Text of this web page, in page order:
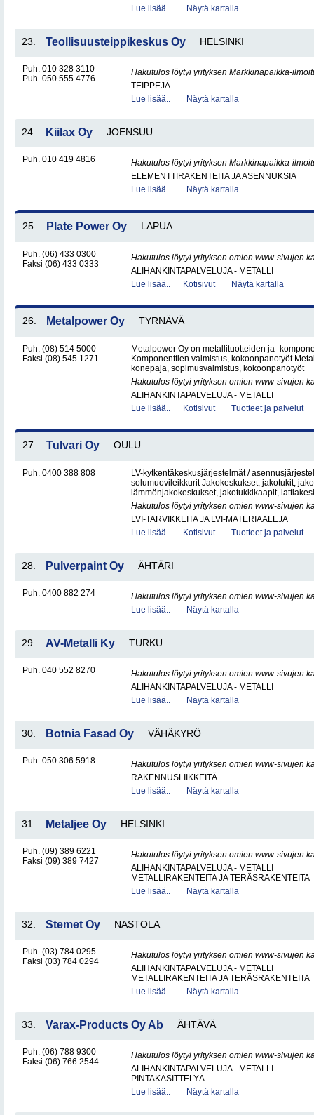
Lue lisää.. Näytä kartalla
23. Teollisuusteippikeskus Oy HELSINKI
Puh. 010 328 3110
Puh. 050 555 4776
Hakutulos löytyi yrityksen Markkinapaikka-
TEIPPEJÄ
Lue lisää..
Näytä kartalla
24. Kiilax Oy JOENSUU
Puh. 010 419 4816
Hakutulos löytyi yrityksen Markkinapaikka-
ELEMENTTIRAKENTEITA JA ASENNUKSIA
Lue lisää..
Näytä kartalla
25. Plate Power Oy LAPUA
Puh. (06) 433 0300
Faksi (06) 433 0333
Hakutulos löytyi yrityksen omien www-sivujen
ALIHANKINTAPALVELUJA - METALLI
Lue lisää..
Kotisivut Näytä kartalla
26. Metalpower Oy TYRNÄVÄ
Puh. (08) 514 5000
Faksi (08) 545 1271
Metalpower Oy on metallituotteiden ja -
Komponenttien valmistus, kokoonpanotyöt
konepaja, sopimusvalmistus, kokoonpanotyöt
Hakutulos löytyi yrityksen omien www-sivujen
ALIHANKINTAPALVELUJA - METALLI
Lue lisää..
Kotisivut Tuotteet ja palvelut
27. Tulvari Oy OULU
Puh. 0400 388 808
LV-kytkentäkeskusjärjestelmät /
solumuovileikkurit Jakokeskukset, jakotukit,
lämmönjakokeskukset, jakotukkikaapit,
Hakutulos löytyi yrityksen omien www-sivujen
LVI-TARVIKKEITA JA LVI-MATERIAALEJA
Lue lisää..
Kotisivut Tuotteet ja palvelut
28. Pulverpaint Oy ÄHTÄRI
Puh. 0400 882 274
Hakutulos löytyi yrityksen omien www-sivujen
Lue lisää..
Näytä kartalla
29. AV-Metalli Ky TURKU
Puh. 040 552 8270
Hakutulos löytyi yrityksen omien www-sivujen
ALIHANKINTAPALVELUJA - METALLI
Lue lisää..
Näytä kartalla
30. Botnia Fasad Oy VÄHÄKYRÖ
Puh. 050 306 5918
Hakutulos löytyi yrityksen omien www-sivujen
RAKENNUSLIIKKEITÄ
Lue lisää..
Näytä kartalla
31. Metaljee Oy HELSINKI
Puh. (09) 389 6221
Faksi (09) 389 7427
Hakutulos löytyi yrityksen omien www-sivujen
ALIHANKINTAPALVELUJA - METALLI
METALLIRAKENTEITA JA TERÄSRAKENTEITA
Lue lisää..
Näytä kartalla
32. Stemet Oy NASTOLA
Puh. (03) 784 0295
Faksi (03) 784 0294
Hakutulos löytyi yrityksen omien www-sivujen
ALIHANKINTAPALVELUJA - METALLI
METALLIRAKENTEITA JA TERÄSRAKENTEITA
Lue lisää..
Näytä kartalla
33. Varax-Products Oy Ab ÄHTÄVÄ
Puh. (06) 788 9300
Faksi (06) 766 2544
Hakutulos löytyi yrityksen omien www-sivujen
ALIHANKINTAPALVELUJA - METALLI
PINTAKÄSITTELYÄ
Lue lisää..
Näytä kartalla